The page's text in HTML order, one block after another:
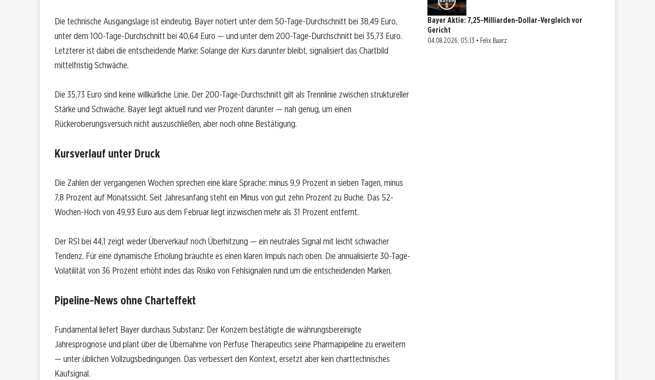
Die technische Ausgangslage ist eindeutig. Bayer notiert unter dem 50-Tage-Durchschnitt bei 38,49 Euro,
unter dem 100-Tage-Durchschnitt bei 40,64 Euro — und unter dem 200-Tage-Durchschnitt bei 35,73 Euro.
Letzterer ist dabei die entscheidende Marke: Solange der Kurs darunter bleibt, signalisiert das Chartbild
mittelfristig Schwäche.
Die 35,73 Euro sind keine willkürliche Linie. Der 200-Tage-Durchschnitt gilt als Trennlinie zwischen struktureller
Stärke und Schwäche. Bayer liegt aktuell rund vier Prozent darunter — nah genug, um einen
Rückeroberungsversuch nicht auszuschließen, aber noch ohne Bestätigung.
Kursverlauf unter Druck
Die Zahlen der vergangenen Wochen sprechen eine klare Sprache: minus 9,9 Prozent in sieben Tagen, minus
7,8 Prozent auf Monatssicht. Seit Jahresanfang steht ein Minus von gut zehn Prozent zu Buche. Das 52-
Wochen-Hoch von 49,93 Euro aus dem Februar liegt inzwischen mehr als 31 Prozent entfernt.
Der RSI bei 44,1 zeigt weder Überverkauf noch Überhitzung — ein neutrales Signal mit leicht schwacher
Tendenz. Für eine dynamische Erholung bräuchte es einen klaren Impuls nach oben. Die annualisierte 30-Tage-
Volatilität von 36 Prozent erhöht indes das Risiko von Fehlsignalen rund um die entscheidenden Marken.
Pipeline-News ohne Charteffekt
Fundamental liefert Bayer durchaus Substanz: Der Konzern bestätigte die währungsbereinigte
Jahresprognose und plant über die Übernahme von Perfuse Therapeutics seine Pharmapipeline zu erweitern
— unter üblichen Vollzugsbedingungen. Das verbessert den Kontext, ersetzt aber kein charttechnisches
Kaufsignal.
Bayer Aktie: 7,25-Milliarden-Dollar-Vergleich vor
Gericht
04.08.2026, 05:13 • Felix Baarz